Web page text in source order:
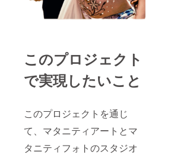
このプロジェクト
で実現したいこと
このプロジェクトを通じ
て、マタニティアートとマ
タニティフォトのスタジオ